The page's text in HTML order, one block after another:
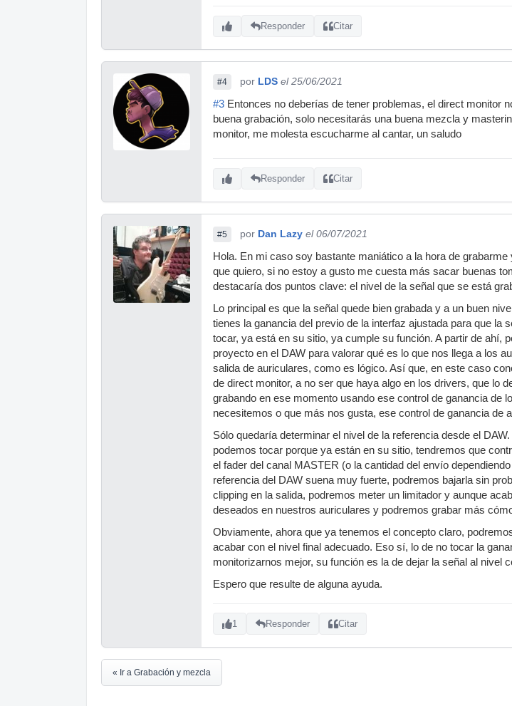
Responder Citar
#4 por LDS el 25/06/2021
#3 Entonces no deberías de tener problemas, el direct monitor
buena grabación, solo necesitarás una buena mezcla y
monitor, me molesta escucharme al cantar, un saludo
Responder Citar
#5 por Dan Lazy el 06/07/2021
Hola. En mi caso soy bastante maniático a la hora de
que quiero, si no estoy a gusto me cuesta más sacar buenas
destacaría dos puntos clave: el nivel de la señal que se está
Lo principal es que la señal quede bien grabada y a un buen
tienes la ganancia del previo de la interfaz ajustada para que
tocar, ya está en su sitio, ya cumple su función. A partir de ahí,
proyecto en el DAW para valorar qué es lo que nos llega a los
salida de auriculares, como es lógico. Así que, en este caso
de direct monitor, a no ser que haya algo en los drivers, que lo
grabando en ese momento usando ese control de ganancia de
necesitemos o que más nos gusta, ese control de ganancia de
Sólo quedaría determinar el nivel de la referencia desde el
podemos tocar porque ya están en su sitio, tendremos que
el fader del canal MASTER (o la cantidad del envío
referencia del DAW suena muy fuerte, podremos bajarla sin
clipping en la salida, podremos meter un limitador y aunque
deseados en nuestros auriculares y podremos grabar más
Obviamente, ahora que ya tenemos el concepto claro,
acabar con el nivel final adecuado. Eso sí, lo de no tocar la
monitorizarnos mejor, su función es la de dejar la señal al nivel
Espero que resulte de alguna ayuda.
1 Responder Citar
« Ir a Grabación y mezcla